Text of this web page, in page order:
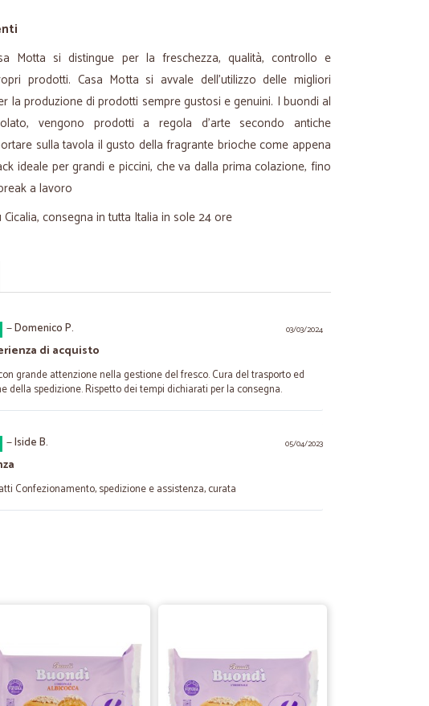
Motta si distingue per la freschezza, qualità, controllo e
prodotti. Casa Motta si avvale dell'utilizzo delle migliori
la produzione di prodotti sempre gustosi e genuini. I buondi al
vengono prodotti a regola d'arte secondo antiche
sulla tavola il gusto della fragrante brioche come appena
ideale per grandi e piccini, che va dalla prima colazione, fino
a lavoro
consegna in tutta Italia in sole 24 ore
03/03/2024
—Domenico P.
di acquisto
grande attenzione nella gestione del fresco. Cura del trasporto ed
della spedizione. Rispetto dei tempi dichiarati per la consegna.
05/04/2023
—Iside B.
Confezionamento, spedizione e assistenza, curata
validi a buon prezzo
competitivi